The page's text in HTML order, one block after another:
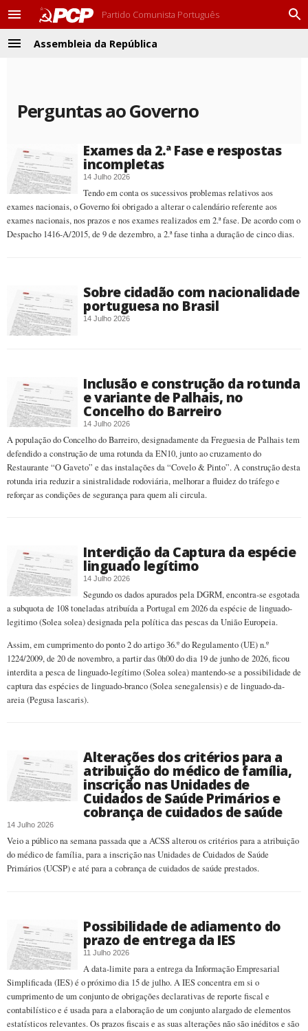
M
e
n
Partido Comunista Português
P
Assembleia da República
Perguntas ao Governo
Exames da 2.ª Fase e respostas
incompletas
14 Julho 2026
Tendo em conta os sucessivos problemas relativos aos
exames nacionais, o Governo foi obrigado a alterar o calendário referente aos
exames nacionais, nos prazos e nos exames realizados em 2.ª fase. De acordo com o
Despacho 1416-A/2015, de 9 de dezembro, a 2.ª fase tinha a duração de cinco dias.
Sobre cidadão com nacionalidade
portuguesa no Brasil
14 Julho 2026
Inclusão e construção da rotunda
e variante de Palhais, no
Concelho do Barreiro
14 Julho 2026
A população do Concelho do Barreiro, designadamente da Freguesia de Palhais tem
defendido a construção de uma rotunda da EN10, junto ao cruzamento do
Restaurante “O Gaveto” e das instalações da “Covelo & Pinto”. A construção desta
rotunda iria reduzir a sinistralidade rodoviária, melhorar a fluidez do tráfego e
reforçar as condições de segurança para quem ali circula.
Interdição da Captura da espécie
linguado legítimo
14 Julho 2026
Segundo os dados apurados pela DGRM, encontra-se esgotada
a subquota de 108 toneladas atribuída a Portugal em 2026 da espécie de linguado-
legitimo (Solea solea) designada pela política das pescas da União Europeia.
Assim, em cumprimento do ponto 2 do artigo 36.º do Regulamento (UE) n.º
1224/2009, de 20 de novembro, a partir das 0h00 do dia 19 de junho de 2026, ficou
interdita a pesca de linguado-legítimo (Solea solea) mantendo-se a possibilidade de
captura das espécies de linguado-branco (Solea senegalensis) e de linguado-da-
areia (Pegusa lascaris).
Alterações dos critérios para a
atribuição do médico de família,
inscrição nas Unidades de
Cuidados de Saúde Primários e
cobrança de cuidados de saúde
14 Julho 2026
Veio a público na semana passada que a ACSS alterou os critérios para a atribuição
do médico de família, para a inscrição nas Unidades de Cuidados de Saúde
Primários (UCSP) e até para a cobrança de cuidados de saúde prestados.
Possibilidade de adiamento do
prazo de entrega da IES
11 Julho 2026
A data-limite para a entrega da Informação Empresarial
Simplificada (IES) é o próximo dia 15 de julho. A IES concentra em si o
cumprimento de um conjunto de obrigações declarativas de reporte fiscal e
contabilístico e é usada para a elaboração de um conjunto alargado de elementos
estatísticos relevantes. Os prazos fiscais e as suas alterações não são inéditos e são